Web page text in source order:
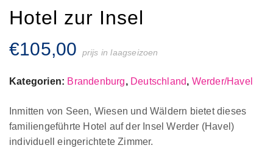
Hotel zur Insel
€105,00 prijs in laagseizoen
Kategorien: Brandenburg, Deutschland, Werder/Havel
Inmitten von Seen, Wiesen und Wäldern bietet dieses
familiengeführte Hotel auf der Insel Werder (Havel)
individuell eingerichtete Zimmer.